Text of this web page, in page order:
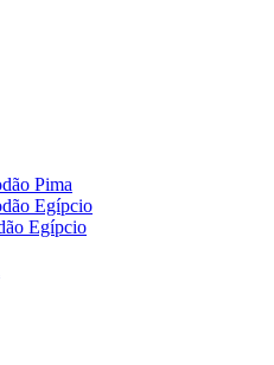
Pima
Egípcio
Egípcio